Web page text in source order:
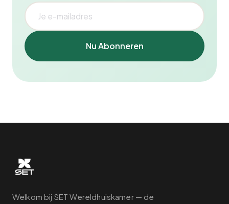
Nu Abonneren
Welkom bij SET Wereldhuiskamer — de